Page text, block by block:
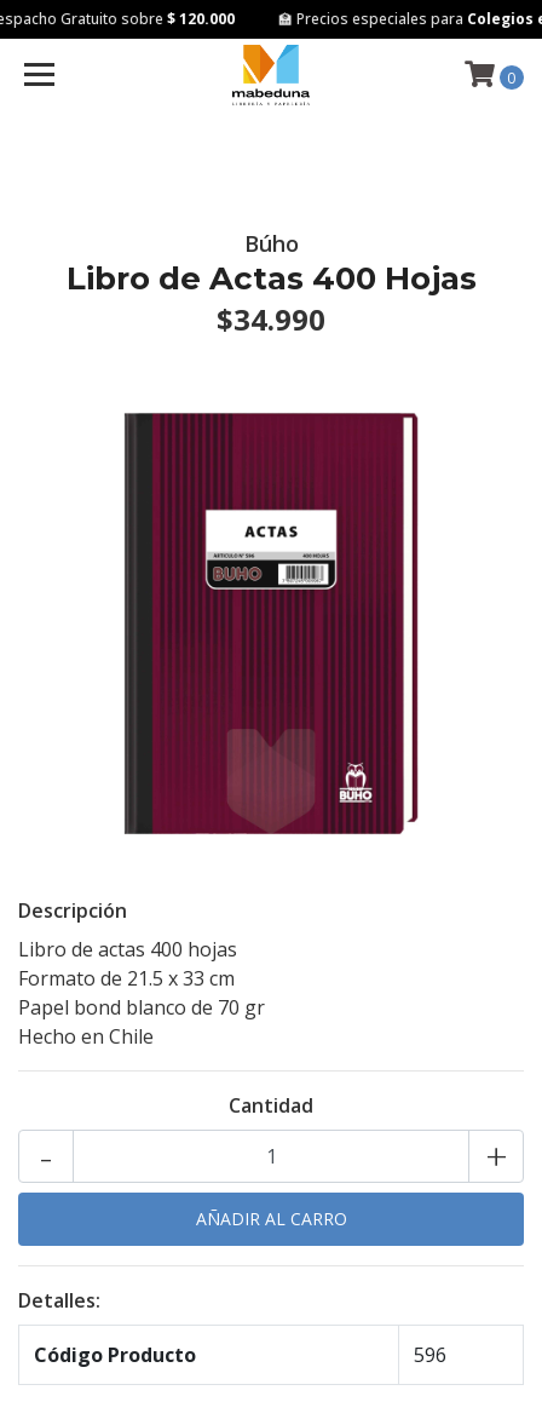
Gratuito sobre$ 120.000 🏫 Precios especiales paraColegios
0
Búho
Libro de Actas 400 Hojas
$34.990
Descripción
Libro de actas 400 hojas
Formato de 21.5 x 33 cm
Papel bond blanco de 70 gr
Hecho en Chile
Cantidad
+
-
Detalles:
Código Producto 596